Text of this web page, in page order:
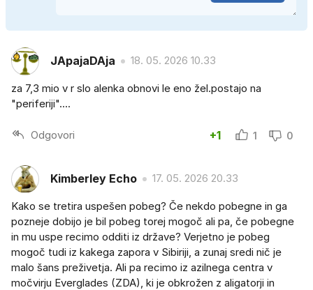
JApajaDAja 18. 05. 2026 10.33
za 7,3 mio v r slo alenka obnovi le eno žel.postajo na
"periferiji"....
Odgovori +1 1 0
Kimberley Echo 17. 05. 2026 20.33
Kako se tretira uspešen pobeg? Če nekdo pobegne in ga
pozneje dobijo je bil pobeg torej mogoč ali pa, če pobegne
in mu uspe recimo odditi iz države? Verjetno je pobeg
mogoč tudi iz kakega zapora v Sibiriji, a zunaj sredi nič je
malo šans preživetja. Ali pa recimo iz azilnega centra v
močvirju Everglades (ZDA), ki je obkrožen z aligatorji in